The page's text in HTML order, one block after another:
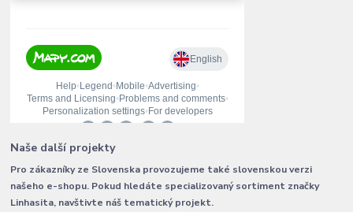
Naše další projekty
Pro zákazníky ze Slovenska provozujeme také slovenskou verzi
našeho e-shopu. Pokud hledáte specializovaný sortiment značky
Linhasita, navštivte náš tematický projekt.